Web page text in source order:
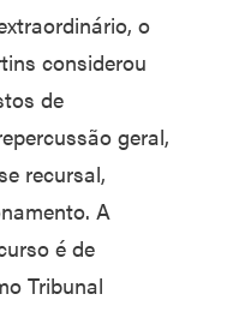
o
considerou
de
geral,
recursal,
A
é de
Tribunal